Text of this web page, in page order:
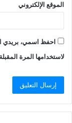
الموقع الإلكتروني
احفظ اسمي، بريدي
لاستخدامها المرة